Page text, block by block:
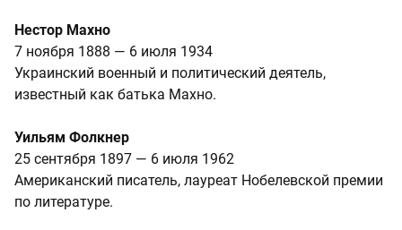
Нестор Махно
7 ноября 1888 — 6 июля 1934
Украинский военный и политический деятель,
известный как батька Махно.
Уильям Фолкнер
25 сентября 1897 — 6 июля 1962
Американский писатель, лауреат Нобелевской премии
по литературе.